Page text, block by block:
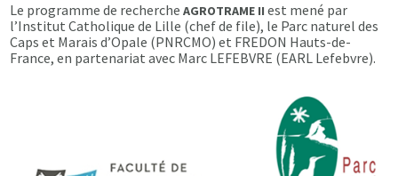
Le programme de rechercheAGROTRAME II est mené par
l’Institut Catholique de Lille (chef de file), le Parc naturel des
Caps et Marais d’Opale (PNRCMO) et FREDON Hauts-de-
France, en partenariat avec Marc LEFEBVRE (EARL Lefebvre).